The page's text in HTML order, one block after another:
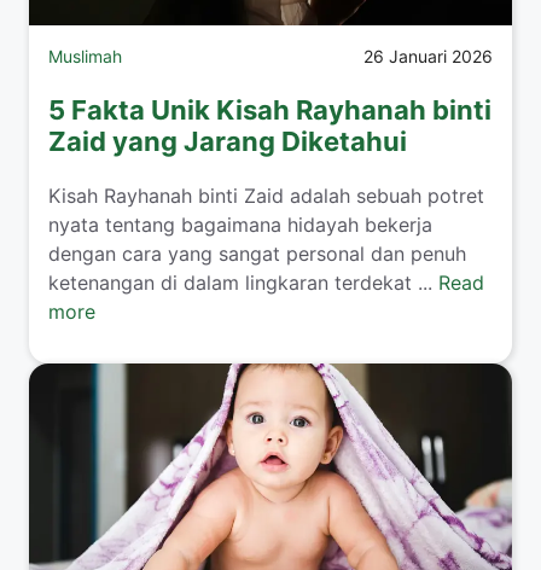
Muslimah 26 Januari 2026
5 Fakta Unik Kisah Rayhanah binti
Zaid yang Jarang Diketahui
​Kisah Rayhanah binti Zaid adalah sebuah potret
nyata tentang bagaimana hidayah bekerja
dengan cara yang sangat personal dan penuh
ketenangan di dalam lingkaran terdekat ... Read
more